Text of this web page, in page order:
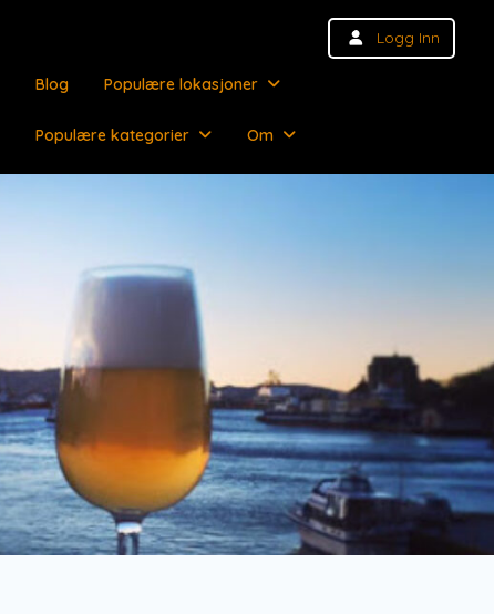
Logg Inn
Blog Populære lokasjoner
Populære kategorier Om